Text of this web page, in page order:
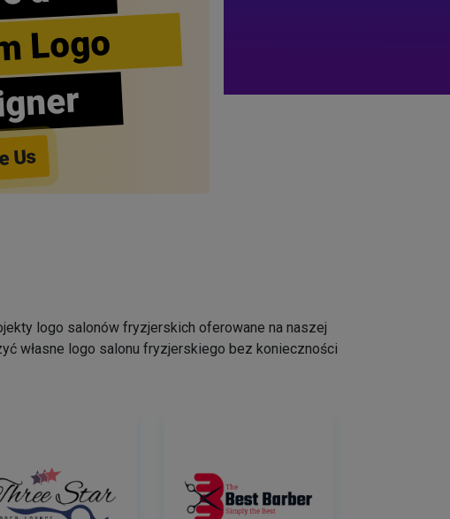
Logo
Us
logo salonów fryzjerskich oferowane na naszej
własne logo salonu fryzjerskiego bez konieczności